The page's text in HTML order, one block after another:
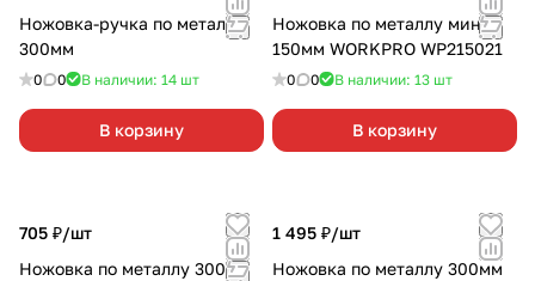
Ножовка-ручка по металлу
300мм
0 0 В наличии: 14 шт
В корзину
Ножовка по металлу мини
150мм WORKPRO WP215021
0 0 В наличии: 13 шт
В корзину
705 ₽/шт
Ножовка по металлу 300мм
1 495 ₽/шт
Ножовка по металлу 300мм